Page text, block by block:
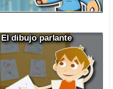
El dibujo parlante